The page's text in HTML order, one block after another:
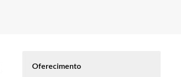
Oferecimento